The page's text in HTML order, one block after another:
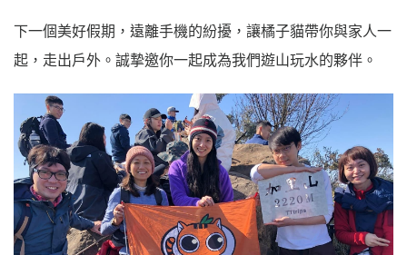
下一個美好假期，遠離手機的紛擾，讓橘子貓帶你與家人一
起，走出戶外。誠摯邀你一起成為我們遊山玩水的夥伴。